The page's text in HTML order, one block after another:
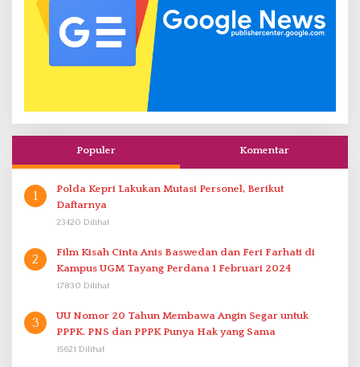
Populer Komentar
1
Polda Kepri Lakukan Mutasi Personel, Berikut
Daftarnya
23420 Dilihat
2
Film Kisah Cinta Anis Baswedan dan Feri Farhati di
Kampus UGM Tayang Perdana 1 Februari 2024
17830 Dilihat
3
UU Nomor 20 Tahun Membawa Angin Segar untuk
PPPK. PNS dan PPPK Punya Hak yang Sama
15621 Dilihat